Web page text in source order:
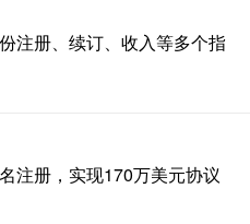
注册、续订、收入等多个指
注册，实现170万美元协议